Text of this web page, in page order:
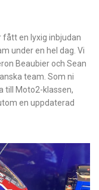
fått en lyxig inbjudan
under en hel dag. Vi
Beaubier och Sean
team. Som ni
till Moto2-klassen,
en uppdaterad